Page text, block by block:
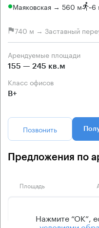
Маяковская → 560 м ~6
740 м → Заставный
Арендуемые площади
155 — 245 кв.м
Класс офисов
B+
Позвонить
Предложения по
Площадь
Нажмите “ОК”,